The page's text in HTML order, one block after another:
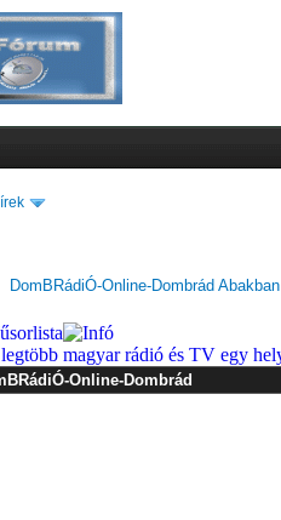
DomBRádiÓ-Online-Dombrád Abakban